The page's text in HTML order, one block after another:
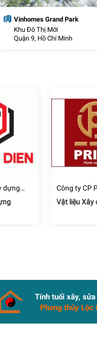
Vinhomes Grand Park
Khu Đô Thị Mới
Quận 9, Hồ Chí Minh
dựng
Công ty CP
Vật liệu Xây
Tính tuổi xây, sửa
Phong thủy Lộc